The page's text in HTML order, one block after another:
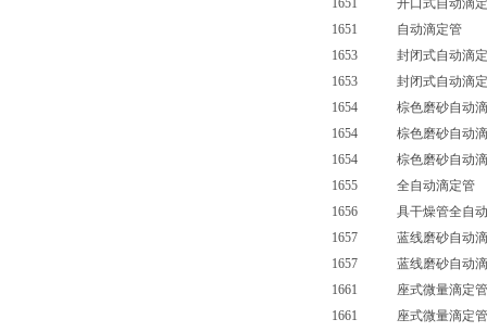
1651 开口式自动滴
1651 自动滴定
1653 封闭式自动滴
1653 封闭式自动滴
1654 棕色磨砂自动
1654 棕色磨砂自动
1654 棕色磨砂自动
1655 全自动滴定
1656 具干燥管全自
1657 蓝线磨砂自动
1657 蓝线磨砂自动
1661 座式微量滴定
1661 座式微量滴定